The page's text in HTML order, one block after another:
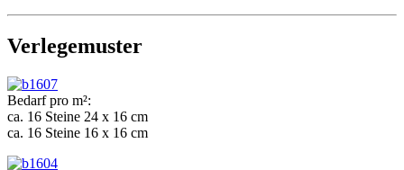
Verlegemuster
Bedarf pro m²:
ca. 16 Steine 24 x 16 cm
ca. 16 Steine 16 x 16 cm